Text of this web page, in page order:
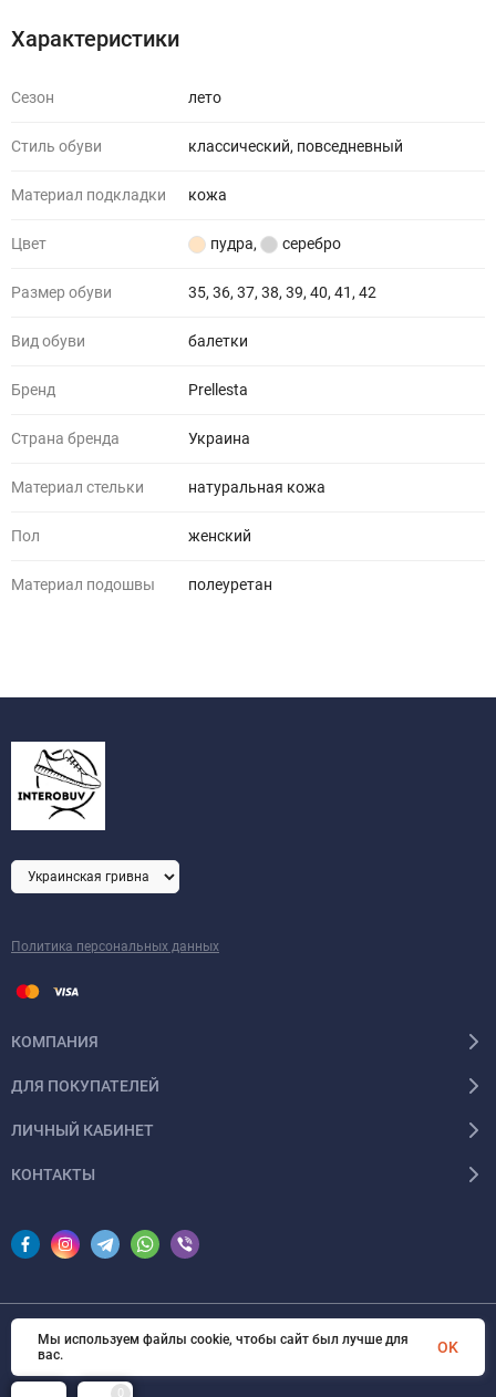
Характеристики
Сезон лето
Стиль обуви классический, повседневный
Материал подкладки кожа
Цвет пудра, серебро
Размер обуви 35, 36, 37, 38, 39, 40, 41, 42
Вид обуви балетки
Бренд Prellesta
Страна бренда Украина
Материал стельки натуральная кожа
Пол женский
Материал подошвы полеуретан
Политика персональных данных
КОМПАНИЯ
ДЛЯ ПОКУПАТЕЛЕЙ
ЛИЧНЫЙ КАБИНЕТ
КОНТАКТЫ
© 2026 InSale. Все права защищены
0
Мы используем файлы cookie, чтобы сайт был лучше для
вас.
OK